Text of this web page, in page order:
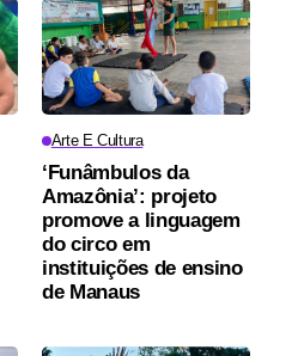
Arte E Cultura
‘Funâmbulos da
Amazônia’: projeto
promove a linguagem
do circo em
instituições de ensino
de Manaus